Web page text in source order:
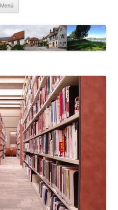
Menü